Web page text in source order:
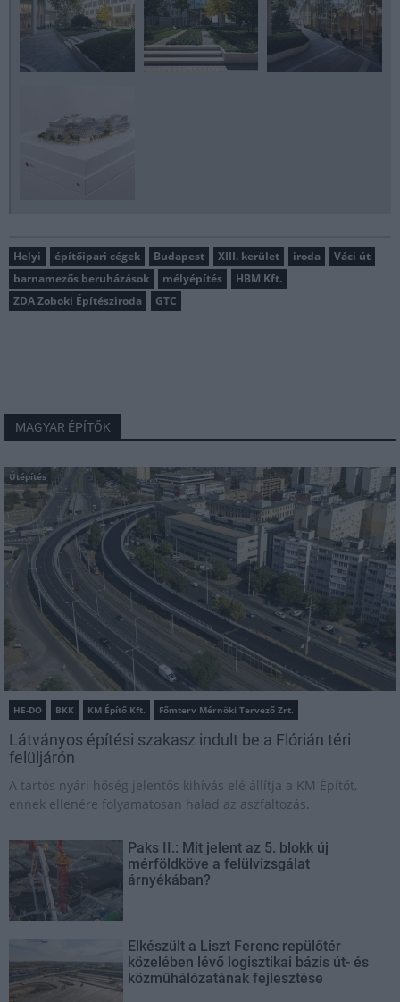
Helyi építőipari cégek Budapest XIII. kerület iroda
Váci út
barnamezős beruházások
mélyépítés
HBM Kft.
ZDA Zoboki Építésziroda
GTC
MAGYAR ÉPÍTŐK
Útépítés
HE-DO BKK KM Építő Kft. Főmterv Mérnöki Tervező Zrt.
Látványos építési szakasz indult be a Flórián téri
felüljárón
A tartós nyári hőség jelentős kihívás elé állítja a KM Építőt,
ennek ellenére folyamatosan halad az aszfaltozás.
Paks II.: Mit jelent az 5. blokk új
mérföldköve a felülvizsgálat
árnyékában?
Elkészült a Liszt Ferenc repülőtér
közelében lévő logisztikai bázis út- és
közműhálózatának fejlesztése